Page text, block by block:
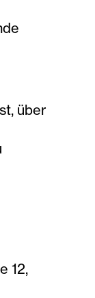
über
12,